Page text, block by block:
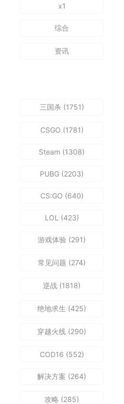
x1
综合
资讯
三国杀(1751)
CSGO (1781)
Steam (1308)
PUBG (2203)
CS:GO (640)
LOL (423)
游戏体验 (291)
常见问题 (274)
逆战 (1818)
绝地求生 (425)
穿越火线 (290)
COD16 (552)
解决方案 (264)
攻略 (285)